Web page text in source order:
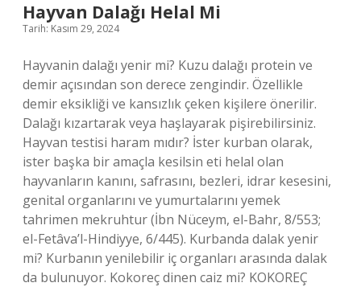
Hayvan Dalağı Helal Mi
Tarih: Kasım 29, 2024
Hayvanin dalağı yenir mi? Kuzu dalağı protein ve
demir açısından son derece zengindir. Özellikle
demir eksikliği ve kansızlık çeken kişilere önerilir.
Dalağı kızartarak veya haşlayarak pişirebilirsiniz.
Hayvan testisi haram mıdır? İster kurban olarak,
ister başka bir amaçla kesilsin eti helal olan
hayvanların kanını, safrasını, bezleri, idrar kesesini,
genital organlarını ve yumurtalarını yemek
tahrimen mekruhtur (İbn Nüceym, el-Bahr, 8/553;
el-Fetâva’l-Hindiyye, 6/445). Kurbanda dalak yenir
mi? Kurbanın yenilebilir iç organları arasında dalak
da bulunuyor. Kokoreç dinen caiz mi? KOKOREÇ